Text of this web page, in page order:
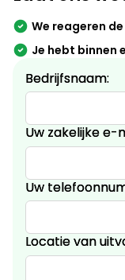
We reageren
Je hebt binnen
Bedrijfsnaam:
Uw zakelijke e-
Uw
Locatie van